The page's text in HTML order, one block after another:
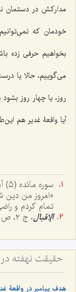
مدارکش در دستمان
خودمان که
بخواهیم حرفی زده
می‌گوییم، حالا یا
روز، یا چهار روز
آیا واقعۀ غدیر هم
سوره مائده (٥) آیه ٣.
«امروز من دين
تمام كردم و
الإقبال، ج ٢، ص ٢٦١، با قدری اختلاف.
هدف پیامبر در واقعۀ